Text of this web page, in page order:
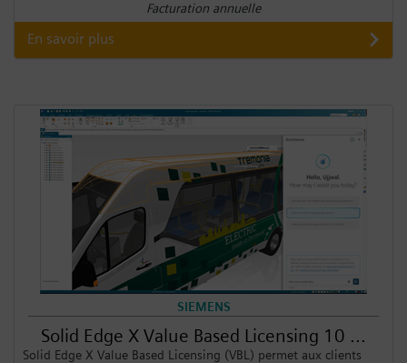
Facturation annuelle
En savoir plus
SIEMENS
Solid Edge X Value Based Licensing 10 ...
Solid Edge X Value Based Licensing (VBL) permet aux clients